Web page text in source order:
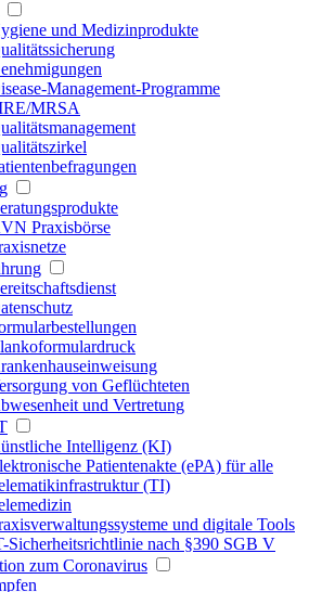
und Medizinprodukte
Management-Programme
MRSA
Praxisbörse
von Geflüchteten
und Vertretung
Intelligenz (KI)
Patientenakte (ePA) für alle
(TI)
und digitale Tools
Sicherheitsrichtlinie nach §390 SGB V
zum Coronavirus